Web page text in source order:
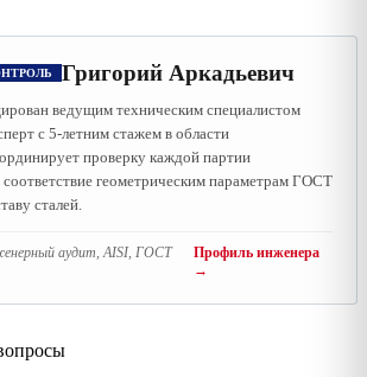
Григорий Аркадьевич
ведущим техническим специалистом
с 5-летним стажем в области
проверку каждой партии
соответствие геометрическим параметрам ГОСТ
сталей.
аудит, AISI, ГОСТ
Профиль инженера
→